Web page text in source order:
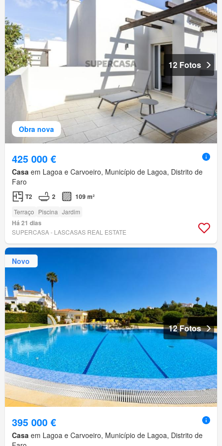
Obra nova
12 Fotos
425 000 €
Casa em Lagoa e Carvoeiro, Município de Lagoa, Distrito de
Faro
T2 2 109 m²
Terraço Piscina Jardim
Há 21 dias
SUPERCASA - LASCASAS REAL ESTATE
Novo
12 Fotos
395 000 €
Casa em Lagoa e Carvoeiro, Município de Lagoa, Distrito de